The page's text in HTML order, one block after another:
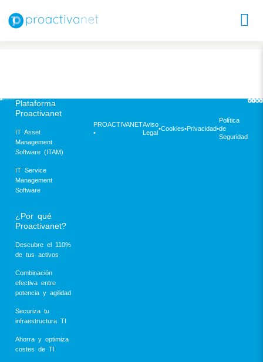
Plataforma
Proactivanet
IT Asset
Management
Software (ITAM)
IT Service
Management
Software
¿Por qué
Proactivanet?
Descubre el 110%
de tus activos
Combinación
efectiva entre
potencia y agilidad
Securiza tu
infraestructura TI
Ahorra y optimiza
costes de TI
PROACTIVANET
•
Aviso
Legal
•Cookies•Privacidad•
Política
de
Seguridad